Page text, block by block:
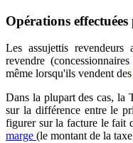
Opérations
Les assujettis
revendre
même lorsqu'ils vendent des
Dans la plupart des cas, la
sur la différence entre le
figurer sur la facture le fait
marge (le montant de la